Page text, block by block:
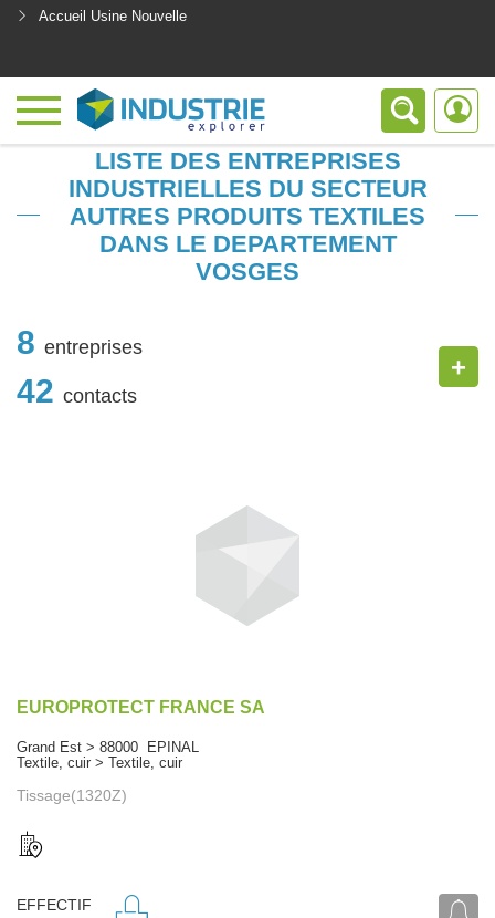
Accueil Usine Nouvelle
LISTE DES ENTREPRISES
INDUSTRIELLES DU SECTEUR
AUTRES PRODUITS TEXTILES
DANS LE DEPARTEMENT
VOSGES
8 entreprises
42 contacts
+
EUROPROTECT FRANCE SA
Grand Est > 88000 EPINAL
Textile, cuir > Textile, cuir
Tissage(1320Z)
EFFECTIF